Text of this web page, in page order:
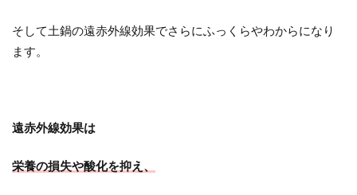
そして土鍋の遠赤外線効果でさらにふっくらやわからになり
ます。
遠赤外線効果は
栄養の損失や酸化を抑え、